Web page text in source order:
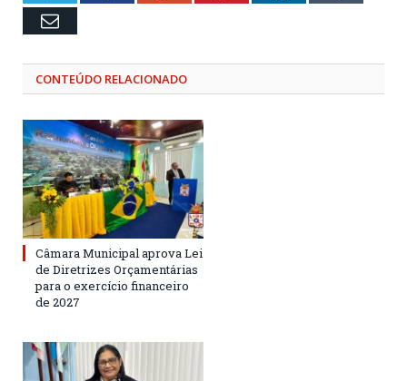
Email
CONTEÚDO RELACIONADO
Câmara Municipal aprova Lei
de Diretrizes Orçamentárias
para o exercício financeiro
de 2027